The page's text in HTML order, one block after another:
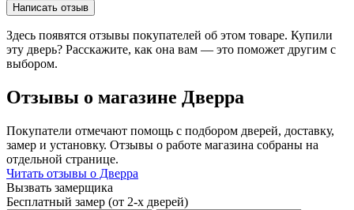
Написать отзыв
Здесь появятся отзывы покупателей об этом товаре. Купили
эту дверь? Расскажите, как она вам — это поможет другим с
выбором.
Отзывы о магазине Дверра
Покупатели отмечают помощь с подбором дверей, доставку,
замер и установку. Отзывы о работе магазина собраны на
отдельной странице.
Читать отзывы о Дверра
Вызвать замерщика
Бесплатный замер (от 2-х дверей)